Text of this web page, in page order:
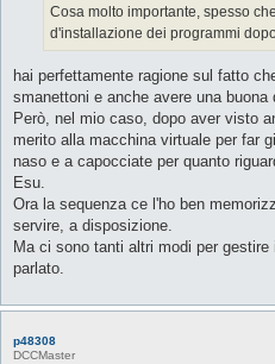
Cosa molto importante, spesso
d'installazione dei programmi
hai perfettamente ragione sul fatto
smanettoni e anche avere una buona
Però, nel mio caso, dopo aver visto
merito alla macchina virtuale per far
naso e a capocciate per quanto
Esu.
Ora la sequenza ce l'ho ben
servire, a disposizione.
Ma ci sono tanti altri modi per
parlato.
p48308
DCCMaster